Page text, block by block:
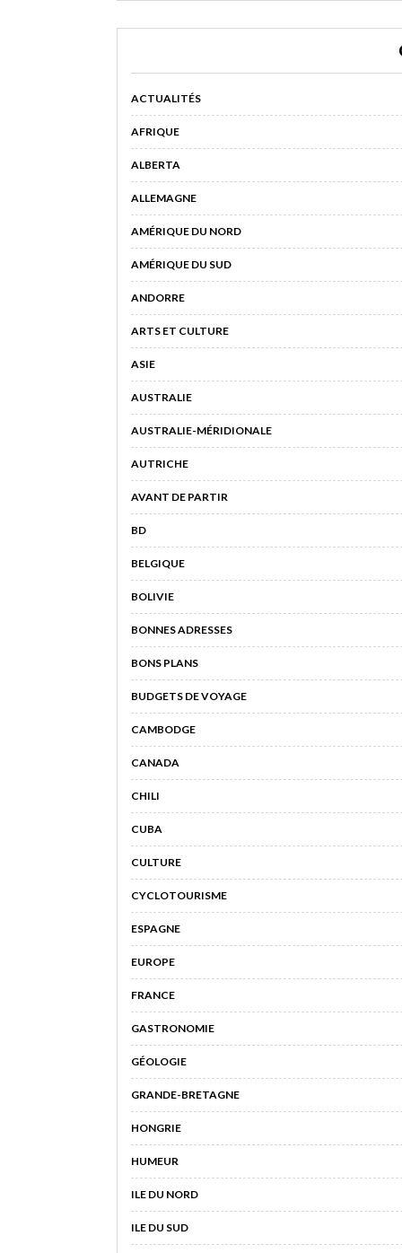
ACTUALITÉS
AFRIQUE
ALBERTA
ALLEMAGNE
AMÉRIQUE DU NORD
AMÉRIQUE DU SUD
ANDORRE
ARTS ET CULTURE
ASIE
AUSTRALIE
AUSTRALIE-MÉRIDIONALE
AUTRICHE
AVANT DE PARTIR
BD
BELGIQUE
BOLIVIE
BONNES ADRESSES
BONS PLANS
BUDGETS DE VOYAGE
CAMBODGE
CANADA
CHILI
CUBA
CULTURE
CYCLOTOURISME
ESPAGNE
EUROPE
FRANCE
GASTRONOMIE
GÉOLOGIE
GRANDE-BRETAGNE
HONGRIE
HUMEUR
ILE DU NORD
ILE DU SUD